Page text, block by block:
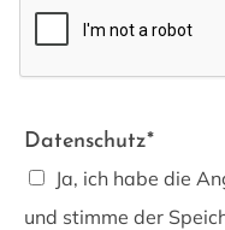
Datenschutz*
Ja, ich habe die
und stimme der